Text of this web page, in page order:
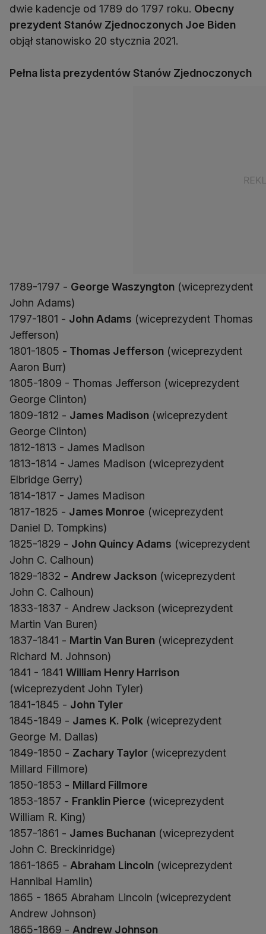
dwie kadencje od 1789 do 1797 roku. Obecny
prezydent Stanów Zjednoczonych Joe Biden
objął stanowisko 20 stycznia 2021.
Pełna lista prezydentów Stanów Zjednoczonych
1789-1797 - George Waszyngton (wiceprezydent
John Adams)
1797-1801 - John Adams (wiceprezydent Thomas
Jefferson)
1801-1805 - Thomas Jefferson (wiceprezydent
Aaron Burr)
1805-1809 - Thomas Jefferson (wiceprezydent
George Clinton)
1809-1812 - James Madison (wiceprezydent
George Clinton)
1812-1813 - James Madison
1813-1814 - James Madison (wiceprezydent
Elbridge Gerry)
1814-1817 - James Madison
1817-1825 - James Monroe (wiceprezydent
Daniel D. Tompkins)
1825-1829 - John Quincy Adams (wiceprezydent
John C. Calhoun)
1829-1832 - Andrew Jackson (wiceprezydent
John C. Calhoun)
1833-1837 - Andrew Jackson (wiceprezydent
Martin Van Buren)
1837-1841 - Martin Van Buren (wiceprezydent
Richard M. Johnson)
1841 - 1841 William Henry Harrison
(wiceprezydent John Tyler)
1841-1845 - John Tyler
1845-1849 - James K. Polk (wiceprezydent
George M. Dallas)
1849-1850 - Zachary Taylor (wiceprezydent
Millard Fillmore)
1850-1853 - Millard Fillmore
1853-1857 - Franklin Pierce (wiceprezydent
William R. King)
1857-1861 - James Buchanan (wiceprezydent
John C. Breckinridge)
1861-1865 - Abraham Lincoln (wiceprezydent
Hannibal Hamlin)
1865 - 1865 Abraham Lincoln (wiceprezydent
Andrew Johnson)
1865-1869 - Andrew Johnson